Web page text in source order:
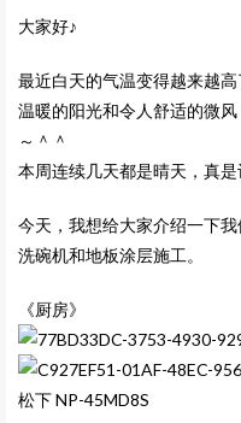
大家好♪
最近白天的气温变得越来越高
温暖的阳光和令人舒适的微
～＾＾
本周连续几天都是晴天，真是
今天，我想给大家介绍一下
洗碗机和地板涂层施工。
《厨房》
松下 NP-45MD8S